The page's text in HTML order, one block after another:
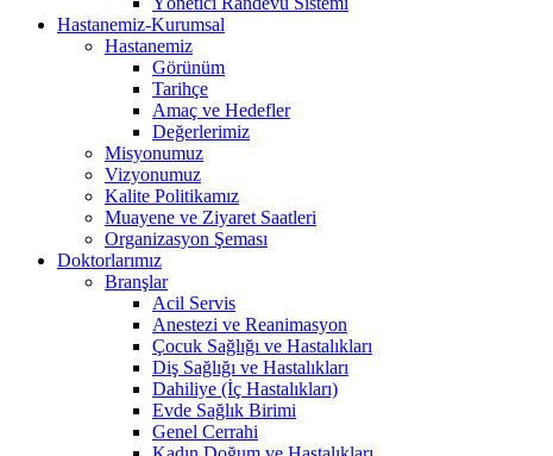
Hastanemiz-Kurumsal
Hastanemiz
Görünüm
Tarihçe
Amaç ve Hedefler
Değerlerimiz
Misyonumuz
Vizyonumuz
Kalite Politikamız
Muayene ve Ziyaret Saatleri
Organizasyon Şeması
Doktorlarımız
Branşlar
Acil Servis
Anestezi ve Reanimasyon
Çocuk Sağlığı ve Hastalıkları
Diş Sağlığı ve Hastalıkları
Dahiliye (İç Hastalıkları)
Evde Sağlık Birimi
Genel Cerrahi